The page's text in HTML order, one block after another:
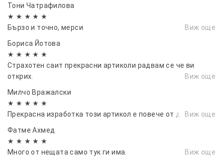
Подходяща за
Пристига в оригинална опаковка
Тони Чатрафилова
★ ★ ★ ★ ★
Бързо и точно, мерси
Виж още
Бориса Йотова
★ ★ ★ ★ ★
Страхотен саит прекрасни артиколи радвам се че ви
открих.
Виж още
Милчо Вражалски
★ ★ ★ ★ ★
Прекрасна изработка този артикол е повече от добър.Виж още
Фатме Ахмед
★ ★ ★ ★ ★
Много от нещата само тук ги има.
Виж още